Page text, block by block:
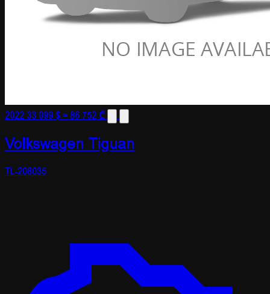
202233 099 $≈ 86 752 ₾
Volkswagen Tiguan
TL-208035